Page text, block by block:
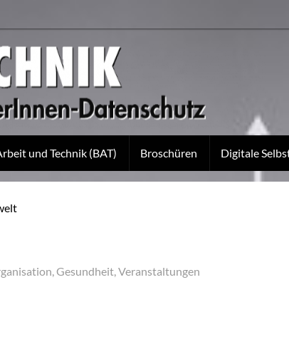
und Technik (BAT) Broschüren Digitale
,Gesundheit ,Veranstaltungen